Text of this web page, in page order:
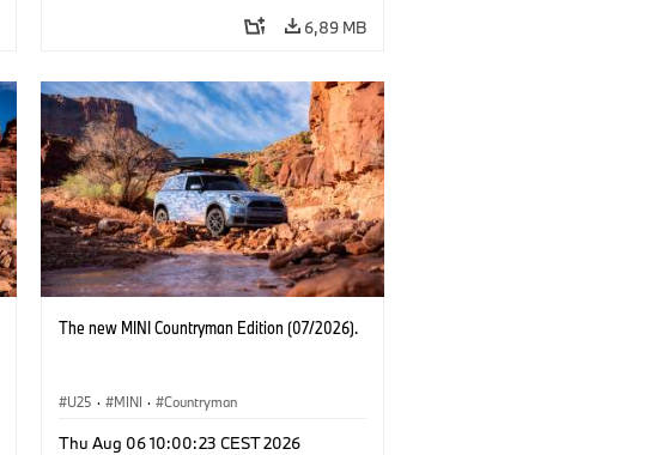
6,89 MB
The new MINI Countryman Edition (07/2026).
U25 · MINI · Countryman
Thu Aug 06 10:00:23 CEST 2026